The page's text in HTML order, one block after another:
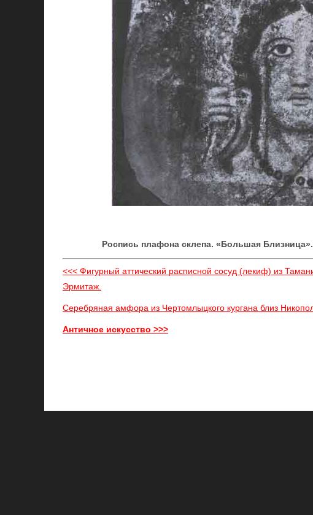
Роспись плафона склепа. «Большая
<<< Фигурный аттический расписной сосуд (лекиф) из
Эрмитаж.
Серебряная амфора из Чертомлыцкого кургана близ
Античное искусство >>>